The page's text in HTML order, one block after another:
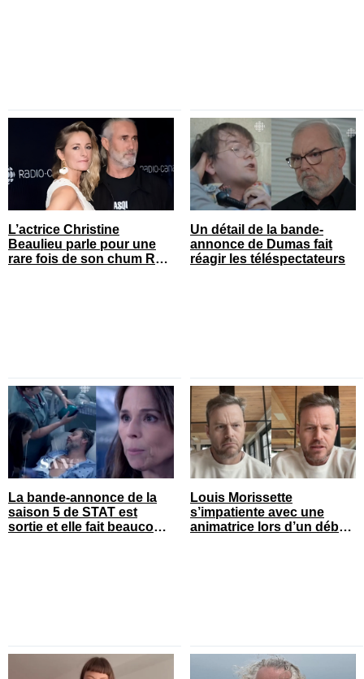
L’actrice Christine
Beaulieu parle pour une
rare fois de son chum Roy
Un détail de la bande-
annonce de Dumas fait
réagir les téléspectateurs
La bande-annonce de la
saison 5 de STAT est
sortie et elle fait beaucoup
Louis Morissette
s’impatiente avec une
animatrice lors d’un débat